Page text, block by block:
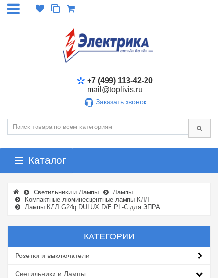
+7 (499) 113-42-20
mail@toplivis.ru
Заказать звонок
Каталог
Светильники и Лампы
Лампы
Компактные люминесцентные лампы КЛЛ
Лампы КЛЛ G24q DULUX D/E PL-C для ЭПРА
КАТЕГОРИИ
Розетки и выключатели
Светильники и Лампы